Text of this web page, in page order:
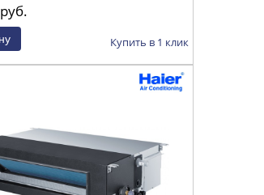
руб.
Купить в 1 клик